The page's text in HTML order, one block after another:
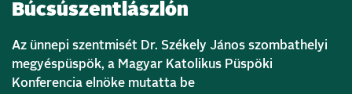
Búcsúszentlászlón
Az ünnepi szentmisét Dr. Székely János szombathelyi
megyéspüspök, a Magyar Katolikus Püspöki
Konferencia elnöke mutatta be